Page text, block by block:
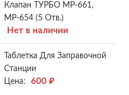
Клапан ТУРБО МР-661,
МР-654 (5 Отв.)
Нет в наличии
Таблетка Для Заправочной
Станции
Цена:
600 ₽